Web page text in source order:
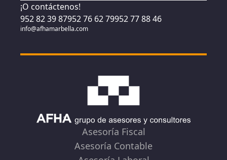
¡O contáctenos!
952 82 39 87952 76 62 79952 77 88 46
info@afhamarbella.com
Asesoría Fiscal
Asesoría Contable